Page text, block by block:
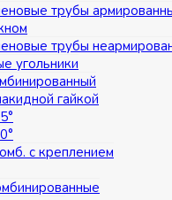
трубы
трубы
угольники
гайкой
с креплением